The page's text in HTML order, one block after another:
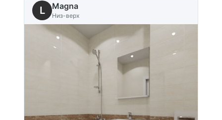
L Magna
Низ-верх